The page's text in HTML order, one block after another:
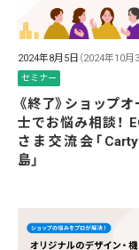
2024年8月5日 （2024年10月
セミナー
《終了》ショップ
士でお悩み相談！
さま交流会「
島」